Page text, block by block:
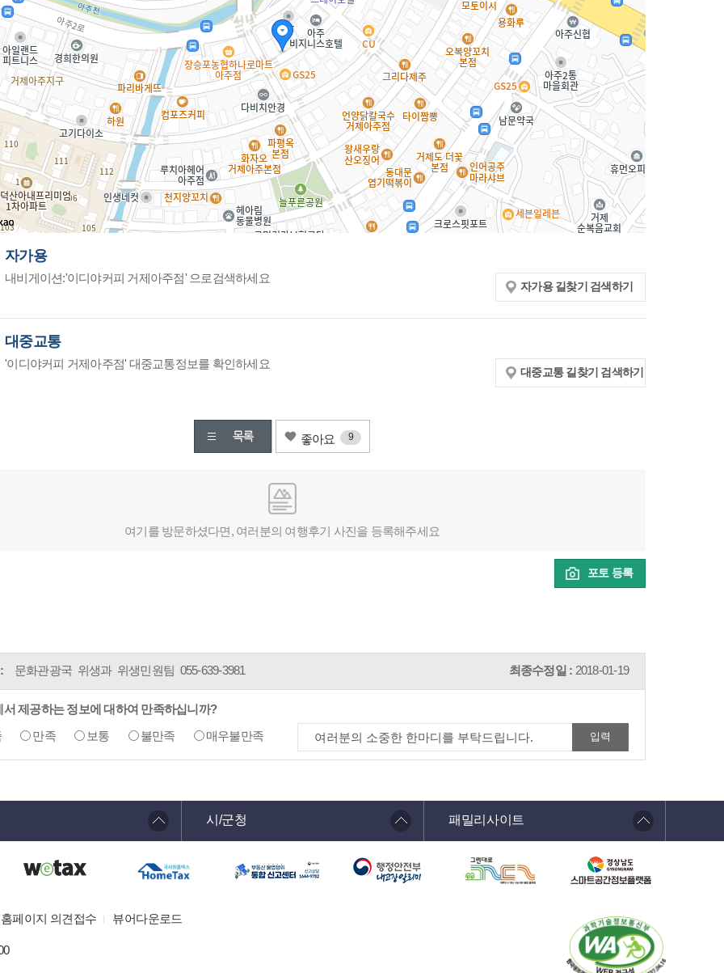
자가용
내비게이션:'이디야커피 거제아주점' 으로검색하세요
자가용 길찾기 검색하기
대중교통
'이디야커피 거제아주점' 대중교통정보를 확인하세요
대중교통 길찾기 검색하기
좋아요 9
여기를 방문하셨다면, 여러분의 여행후기 사진을 등록해주세요
포토 등록
문화관광국 위생과 위생민원팀 055-639-3981 최종수정일 : 2018-01-19
서 제공하는 정보에 대하여 만족하십니까?
만족 보통 불만족 매우불만족
시/군청 패밀리사이트
홈페이지 의견접수 뷰어다운로드